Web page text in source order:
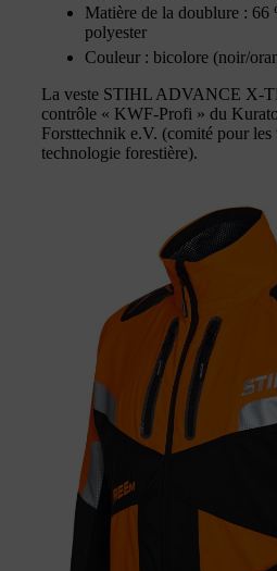
Matière de la doublure :
polyester
Couleur : bicolore (noir/
La veste STIHL ADVANCE X-
contrôle « KWF-Profi » du
Forsttechnik e.V. (comité pour
technologie forestière).